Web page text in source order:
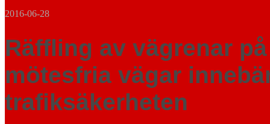
2016-06-28
Räffling av vägrenar
mötesfria vägar
trafiksäkerheten